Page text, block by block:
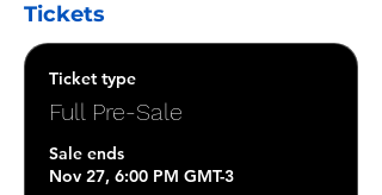
Tickets
Ticket type
Full Pre-Sale
Sale ends
Nov 27, 6:00 PM GMT-3